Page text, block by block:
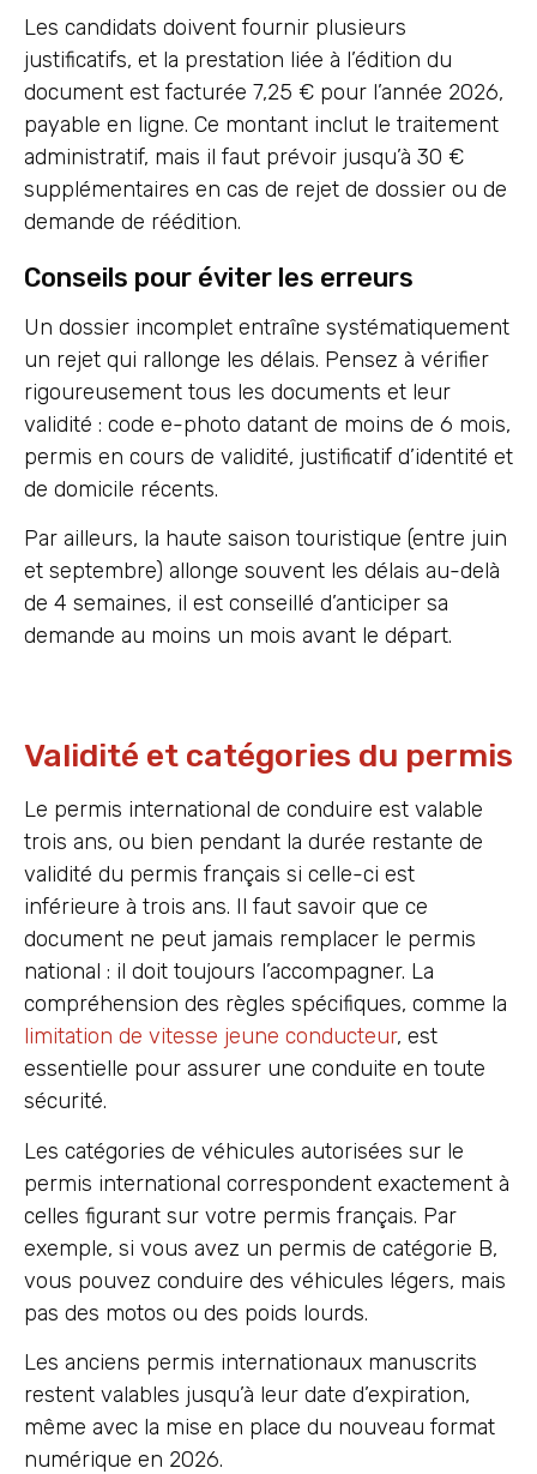
Les candidats doivent fournir plusieurs
justificatifs, et la prestation liée à l’édition du
document est facturée 7,25 € pour l’année 2026,
payable en ligne. Ce montant inclut le traitement
administratif, mais il faut prévoir jusqu’à 30 €
supplémentaires en cas de rejet de dossier ou de
demande de réédition.
Conseils pour éviter les erreurs
Un dossier incomplet entraîne systématiquement
un rejet qui rallonge les délais. Pensez à vérifier
rigoureusement tous les documents et leur
validité : code e-photo datant de moins de 6 mois,
permis en cours de validité, justificatif d’identité et
de domicile récents.
Par ailleurs, la haute saison touristique (entre juin
et septembre) allonge souvent les délais au-delà
de 4 semaines, il est conseillé d’anticiper sa
demande au moins un mois avant le départ.
Validité et catégories du permis
Le permis international de conduire est valable
trois ans, ou bien pendant la durée restante de
validité du permis français si celle-ci est
inférieure à trois ans. Il faut savoir que ce
document ne peut jamais remplacer le permis
national : il doit toujours l’accompagner. La
compréhension des règles spécifiques, comme la
limitation de vitesse jeune conducteur, est
essentielle pour assurer une conduite en toute
sécurité.
Les catégories de véhicules autorisées sur le
permis international correspondent exactement à
celles figurant sur votre permis français. Par
exemple, si vous avez un permis de catégorie B,
vous pouvez conduire des véhicules légers, mais
pas des motos ou des poids lourds.
Les anciens permis internationaux manuscrits
restent valables jusqu’à leur date d’expiration,
même avec la mise en place du nouveau format
numérique en 2026.